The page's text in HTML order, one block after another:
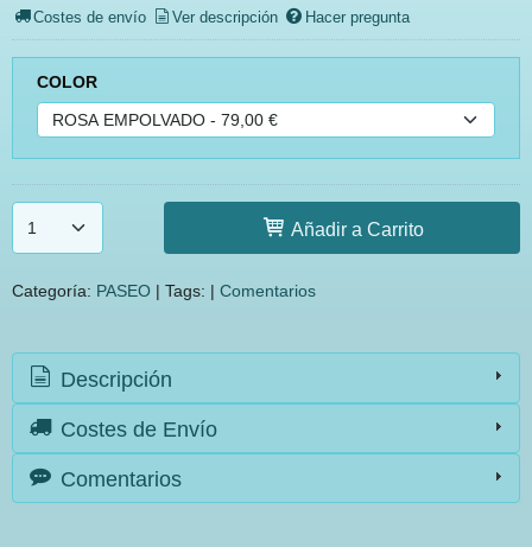
Costes de envío Ver descripción Hacer pregunta
COLOR
Añadir a Carrito
Categoría: PASEO | Tags: | Comentarios
Descripción
Costes de Envío
Comentarios